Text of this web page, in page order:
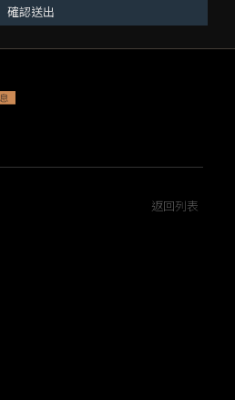
確認送出
返回列表